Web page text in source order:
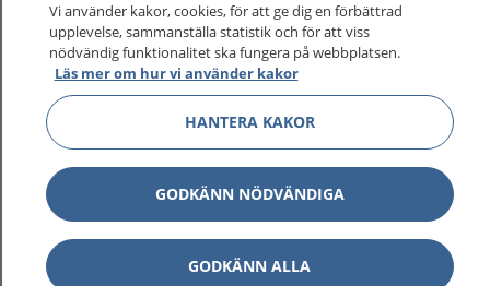
Vi använder kakor, cookies, för att ge dig en förbättrad
upplevelse, sammanställa statistik och för att viss
nödvändig funktionalitet ska fungera på webbplatsen.
Läs mer om hur vi använder kakor
HANTERA KAKOR
GODKÄNN NÖDVÄNDIGA
GODKÄNN ALLA